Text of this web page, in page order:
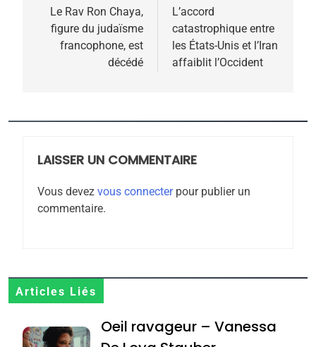
de
l’article
Le Rav Ron Chaya,
figure du judaïsme
francophone, est
décédé
L’accord
catastrophique entre
les États-Unis et l’Iran
affaiblit l’Occident
LAISSER UN COMMENTAIRE
Vous devez vous connecterpour publier un
commentaire.
Articles Liés
Oeil ravageur – Vanessa
2025, l’année la plus
meurtrière selon le
rapport d’ADL contre
FRANCE ISRAÉL
FIÈRE, DIGNE ET RÉSILIENTE :
MA JUDAÏTE par Thérèse
ISRAÉL JUDAISME
7
8
Tafraout, le miel de Tadla